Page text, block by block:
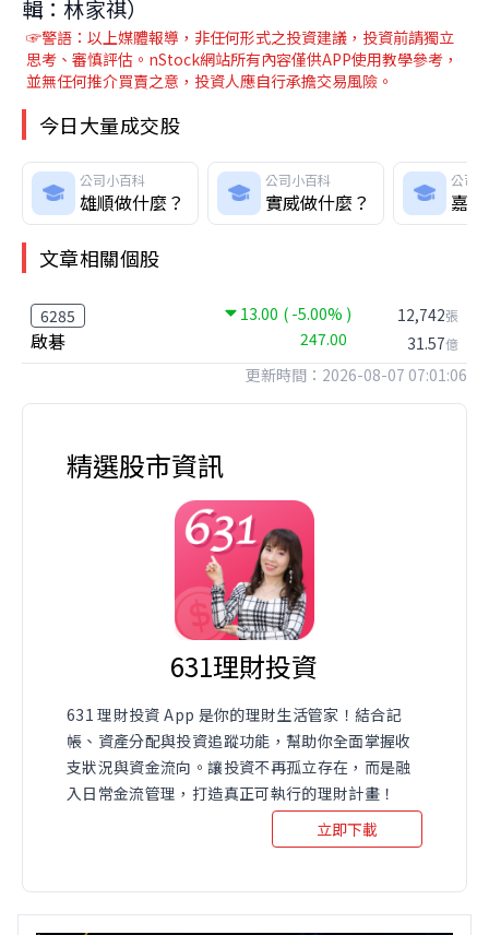
輯：林家祺）
☞警語：以上媒體報導，非任何形式之投資建議，投資前請獨立
思考、審慎評估。nStock網站所有內容僅供APP使用教學參考，
並無任何推介買賣之意，投資人應自行承擔交易風險。
今日大量成交股
公司小百科
雄順做什麼？
公司小百科
實威做什麼？
公司
嘉
文章相關個股
6285 13.00 ( -5.00% )
啟碁 247.00
12,742張
31.57億
更新時間：2026-08-07 07:01:06
精選股市資訊
631理財投資
631 理財投資 App 是你的理財生活管家！結合記
帳、資產分配與投資追蹤功能，幫助你全面掌握收
支狀況與資金流向。讓投資不再孤立存在，而是融
入日常金流管理，打造真正可執行的理財計畫！
立即下載